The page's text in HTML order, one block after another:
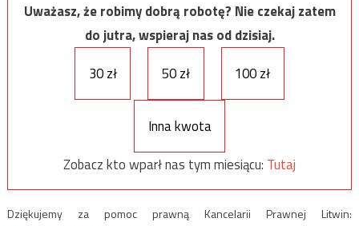
Uważasz, że robimy dobrą robotę? Nie czekaj zatem
do jutra, wspieraj nas od dzisiaj.
30 zł
50 zł 100 zł
Inna kwota
Zobacz kto wparł nas tym miesiącu: Tutaj
Dziękujemy za pomoc prawną Kancelarii Prawnej Litwin: